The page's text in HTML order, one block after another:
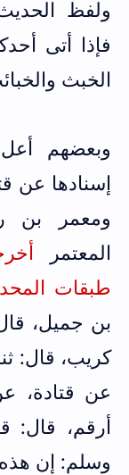
ولفظ
فإذا أتى
الخبث
وبعضهم
إسنادها عن
ومعمر بن
المعتمر
طبقات المحدثين
بن جميل،
كريب، قال:
عن قتادة،
أرقم، قال:
وسلم: إن